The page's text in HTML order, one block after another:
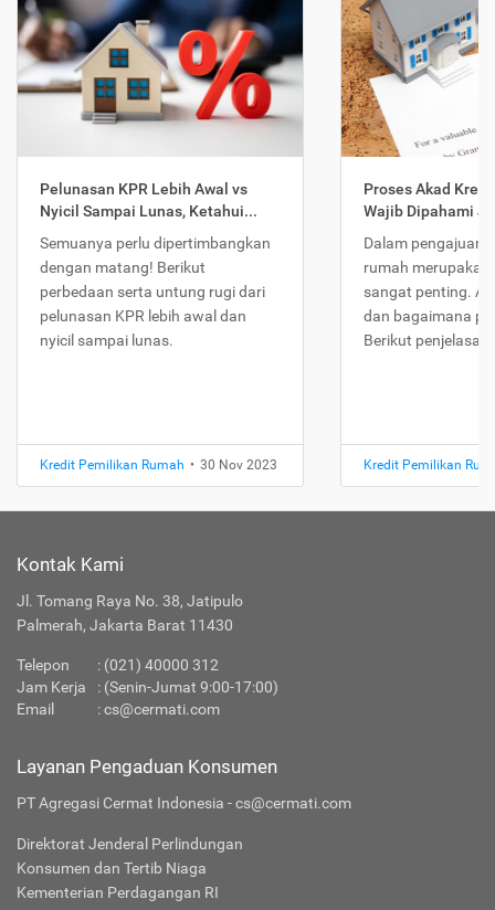
Pelunasan KPR Lebih Awal vs
Nyicil Sampai Lunas, Ketahui...
Semuanya perlu dipertimbangkan
dengan matang! Berikut
perbedaan serta untung rugi dari
pelunasan KPR lebih awal dan
nyicil sampai lunas.
Kredit Pemilikan Rumah • 30 Nov 2023
Proses Akad
Wajib Dipahami
Dalam pengajuan
rumah
sangat penting.
dan bagaimana
Berikut
Kredit Pemilikan
Kontak Kami
Jl. Tomang Raya No. 38, Jatipulo
Palmerah, Jakarta Barat 11430
Telepon : (021) 40000 312
Jam Kerja
: (Senin-Jumat 9:00-17:00)
Email
:cs@cermati.com
Layanan Pengaduan Konsumen
PT Agregasi Cermat Indonesia - cs@cermati.com
Direktorat Jenderal Perlindungan
Konsumen dan Tertib Niaga
Kementerian Perdagangan RI